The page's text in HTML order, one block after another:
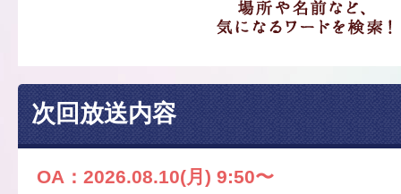
次回放送内容
OA：2026.08.10(月) 9:50〜